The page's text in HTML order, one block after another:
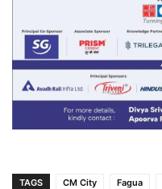
TAGS CM City Fagua